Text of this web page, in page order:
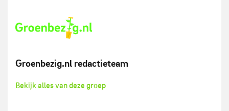
Groenbezig.nl redactieteam
Bekijk alles van deze groep